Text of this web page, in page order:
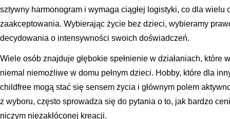
sztywny harmonogram i wymaga ciągłej logistyki, co dla wielu
zaakceptowania. Wybierając życie bez dzieci, wybieramy
decydowania o intensywności swoich doświadczeń.
Wiele osób znajduje głębokie spełnienie w działaniach, które
niemal niemożliwe w domu pełnym dzieci. Hobby, które dla
childfree mogą stać się sensem życia i głównym polem
z wyboru, często sprowadza się do pytania o to, jak bardzo
niczym niezakłóconej kreacji.